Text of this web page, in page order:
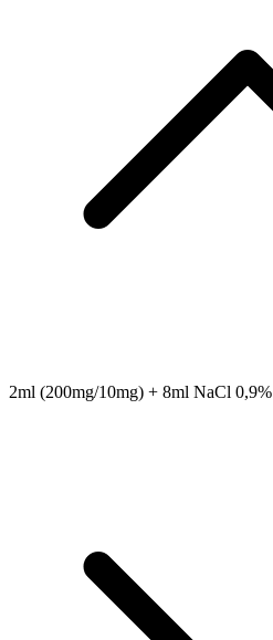
2ml (200mg/10mg) + 8ml NaCl 0,9%